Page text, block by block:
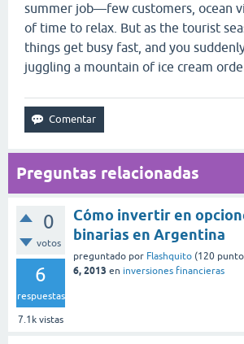
summer job—few customers, ocean
of time to relax. But as the tourist
things get busy fast, and you
juggling a mountain of ice cream
Preguntas relacionadas
0
votos
6
respuestas
7.1k vistas
Cómo invertir en
binarias en Argentina
preguntado por Flashquito (120
6, 2013 en inversiones financieras